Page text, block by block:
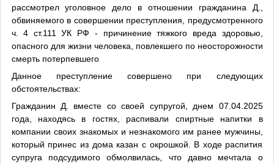
рассмотрел уголовное дело в отношении гражданина Д.,
обвиняемого в совершении преступления, предусмотренного
ч. 4 ст.111 УК РФ - причинение тяжкого вреда здоровью,
опасного для жизни человека, повлекшего по неосторожности
смерть потерпевшего
Данное преступление совершено при следующих
обстоятельствах:
Гражданин Д. вместе со своей супругой, днем 07.04.2025
года, находясь в гостях, распивали спиртные напитки в
компании своих знакомых и незнакомого им ранее мужчины,
который принес из дома казан с окрошкой. В ходе распития
супруга подсудимого обмолвилась, что давно мечтала о